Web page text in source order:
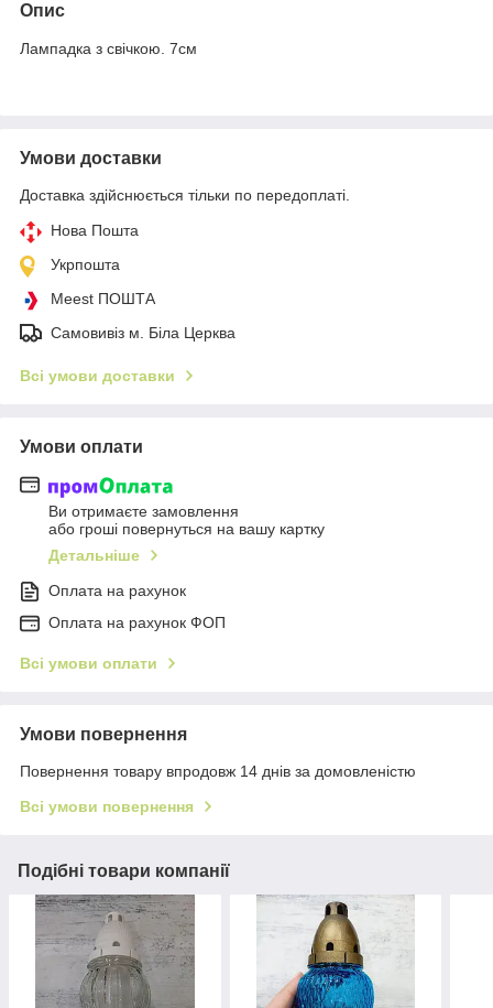
Опис
Лампадка з свічкою. 7см
Умови доставки
Доставка здійснюється тільки по передоплаті.
Нова Пошта
Укрпошта
Meest ПОШТА
Самовивіз м. Біла Церква
Всі умови доставки
Умови оплати
Ви отримаєте замовлення
або гроші повернуться на вашу картку
Детальніше
Оплата на рахунок
Оплата на рахунок ФОП
Всі умови оплати
Умови повернення
Повернення товару впродовж 14 днів за домовленістю
Всі умови повернення
Подібні товари компанії